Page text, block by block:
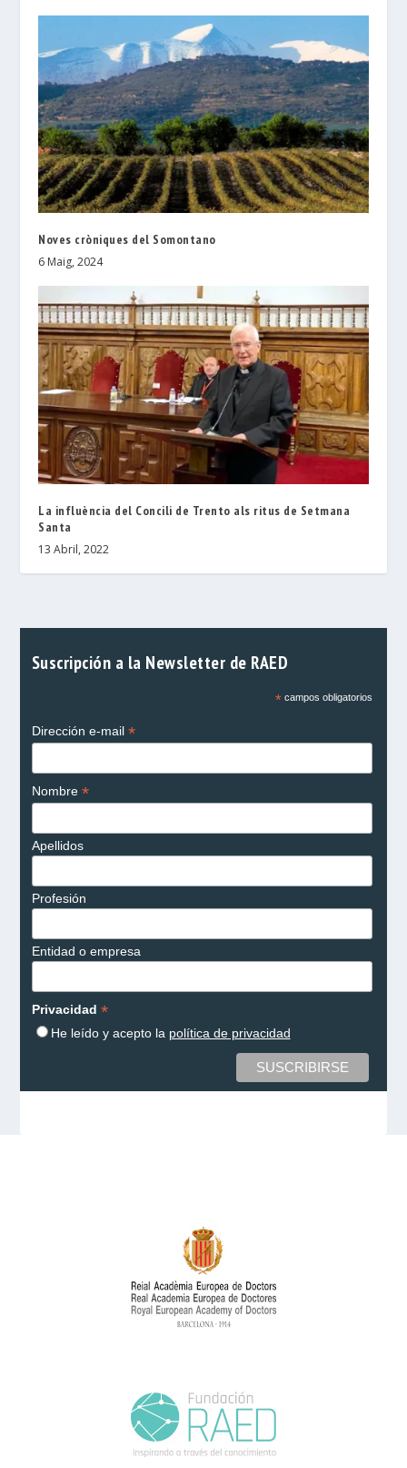
Noves cròniques del Somontano
6 Maig, 2024
La influència del Concili de Trento als ritus de Setmana
Santa
13 Abril, 2022
Suscripción a la Newsletter de RAED
*campos obligatorios
Dirección e-mail *
Nombre *
Apellidos
Profesión
Entidad o empresa
Privacidad *
He leído y acepto la política de privacidad